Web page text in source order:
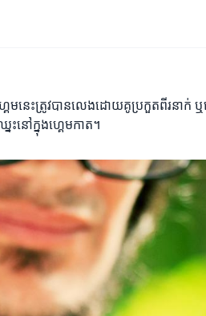
េមនេះត្រូវបានលេងដោយគូប្រកួតពីរនាក់
នៅក្នុងហ្គេមកាត។